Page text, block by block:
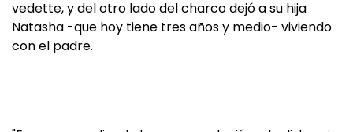
vedette, y del otro lado del charco dejó a su hija
Natasha -que hoy tiene tres años y medio- viviendo
con el padre.